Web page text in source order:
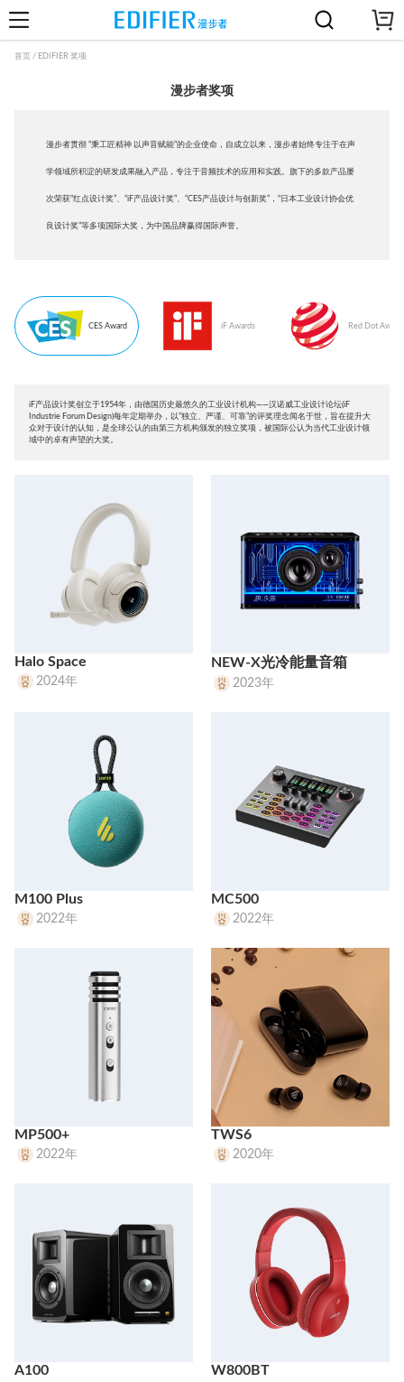
首页 / EDIFIER 奖项
漫步者奖项
漫步者贯彻 “秉工匠精神 以声音赋能”的企业使命，自成立以来，漫步者始终专注于在声
学领域所积淀的研发成果融入产品，专注于音频技术的应用和实践。旗下的多款产品屡
次荣获“红点设计奖”、“iF产品设计奖”、“CES产品设计与创新奖”，“日本工业设计协会优
良设计奖”等多项国际大奖，为中国品牌赢得国际声誉。
CES Award iF Awards Red Dot Award
iF产品设计奖创立于1954年，由德国历史最悠久的工业设计机构——汉诺威工业设计论坛(iF
Industrie Forum Design)每年定期举办，以“独立、严谨、可靠”的评奖理念闻名于世，旨在提升大
众对于设计的认知，是全球公认的由第三方机构颁发的独立奖项，被国际公认为当代工业设计领
域中的卓有声望的大奖。
Halo Space
2024年
NEW-X光冷能量音箱
2023年
M100 Plus
2022年
MC500
2022年
MP500+
2022年
TWS6
2020年
A100 W800BT